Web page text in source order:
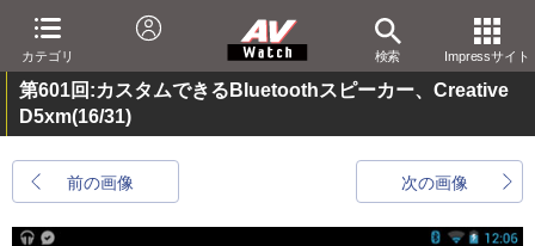
カテゴリ 検索 Impressサイト
第601回:カスタムできるBluetoothスピーカー、Creative
D5xm(16/31)
前の画像 次の画像